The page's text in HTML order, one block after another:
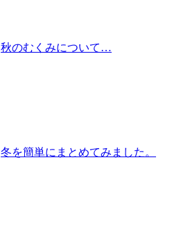
秋のむくみについて…
冬を簡単にまとめてみました。